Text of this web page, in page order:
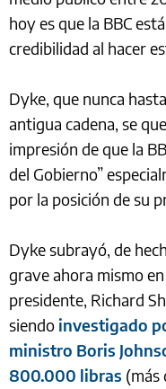
hoy es que la BBC
credibilidad al hacer
Dyke, que nunca
antigua cadena, se
impresión de que la
del Gobierno”
por la posición de su
Dyke subrayó, de
grave ahora mismo
presidente, Richard
siendo investigado
ministro Boris
800.000 libras (más